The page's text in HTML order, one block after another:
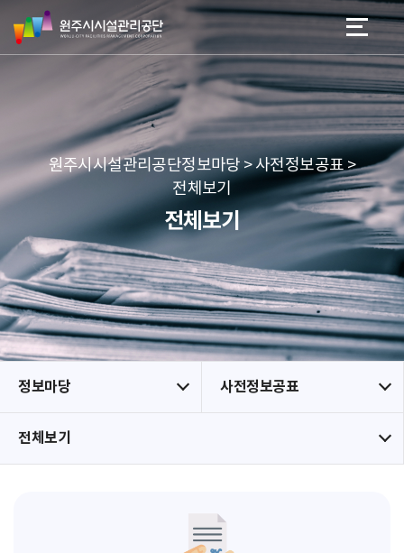
네
본문 바로가기
메뉴 바로가기
원
주
시
리
공
단
원주시시설관리공단정보마당 > 사전정보공표 >
전체보기
전체보기
정보마당 사전정보공표
전체보기